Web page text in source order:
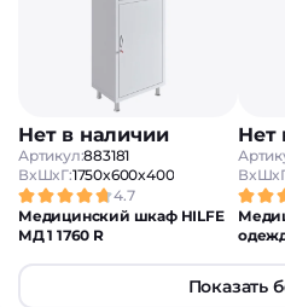
Нет в наличии
Артикул:883181
ВxШxГ:1750x600x400
4.7
Медицинский шкаф HILFE
МД 1 1760 R
Нет
Показать